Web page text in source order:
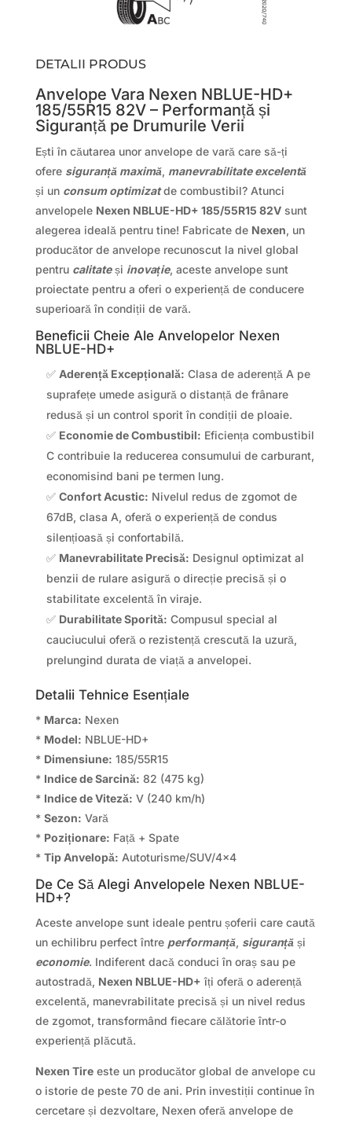
DETALII PRODUS
Anvelope Vara Nexen NBLUE-HD+
185/55R15 82V – Performanță și
Siguranță pe Drumurile Verii
Ești în căutarea unor anvelope de vară care să-ți
ofere siguranță maximă, manevrabilitate excelentă
și un consum optimizatde combustibil? Atunci
anvelopele Nexen NBLUE-HD+ 185/55R15 82Vsunt
alegerea ideală pentru tine! Fabricate de Nexen, un
producător de anvelope recunoscut la nivel global
pentru calitateși inovație, aceste anvelope sunt
proiectate pentru a oferi o experiență de conducere
superioară în condiții de vară.
Beneficii Cheie Ale Anvelopelor Nexen
NBLUE-HD+
✅ Aderență Excepțională: Clasa de aderență A pe
suprafețe umede asigură o distanță de frânare
redusă și un control sporit în condiții de ploaie.
✅ Economie de Combustibil: Eficiența combustibil
C contribuie la reducerea consumului de carburant,
economisind bani pe termen lung.
✅ Confort Acustic: Nivelul redus de zgomot de
67dB, clasa A, oferă o experiență de condus
silențioasă și confortabilă.
✅ Manevrabilitate Precisă: Designul optimizat al
benzii de rulare asigură o direcție precisă și o
stabilitate excelentă în viraje.
✅ Durabilitate Sporită: Compusul special al
cauciucului oferă o rezistență crescută la uzură,
prelungind durata de viață a anvelopei.
Detalii Tehnice Esențiale
* Marca: Nexen
* Model: NBLUE-HD+
* Dimensiune: 185/55R15
* Indice de Sarcină: 82 (475 kg)
* Indice de Viteză: V (240 km/h)
* Sezon: Vară
* Poziționare: Față + Spate
* Tip Anvelopă: Autoturisme/SUV/4×4
De Ce Să Alegi Anvelopele Nexen NBLUE-
HD+?
Aceste anvelope sunt ideale pentru șoferii care caută
un echilibru perfect între performanță, siguranțăși
economie. Indiferent dacă conduci în oraș sau pe
autostradă, Nexen NBLUE-HD+ îți oferă o aderență
excelentă, manevrabilitate precisă și un nivel redus
de zgomot, transformând fiecare călătorie într-o
experiență plăcută.
Nexen Tireeste un producător global de anvelope cu
o istorie de peste 70 de ani. Prin investiții continue în
cercetare și dezvoltare, Nexen oferă anvelope de